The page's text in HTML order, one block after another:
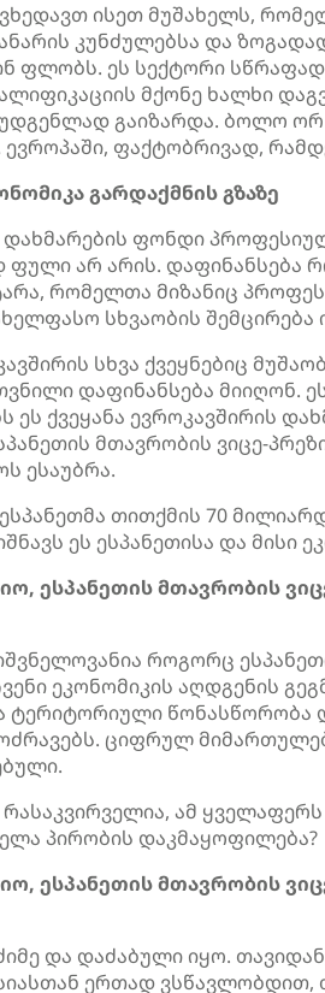
ვხედავთ ისეთ მუშახელს,
კუნძულებსა და
ფლობს. ეს სექტორი
მქონე ხალხი
გაიზარდა. ბოლო
ფაქტობრივად,
გარდაქმნის გზაზე
დახმარების ფონდი
არ არის. დაფინანსება
რომელთა მიზანიც
სხვაობის შემცირება
სხვა ქვეყნებიც
დაფინანსება მიიღონ.
ეს ქვეყანა ევროკავშირის
მთავრობის ვიცე-
ესაუბრა.
ესპანეთმა თითქმის 70
ეს ესპანეთისა და მისი
ესპანეთის მთავრობის
როგორც
ეკონომიკის აღდგენის
წონასწორობა
ციფრულ
რასაკვირველია, ამ
პირობის დაკმაყოფილება?
ესპანეთის მთავრობის
და დაძაბული იყო.
ერთად